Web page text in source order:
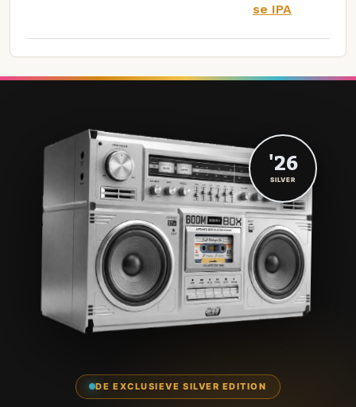
se IPA
DE EXCLUSIEVE SILVER EDITION
'26
SILVER